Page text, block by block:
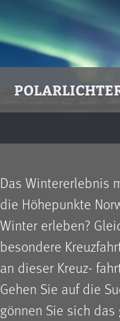
Das Wintererlebnis
die Höhepunkte
Winter erleben?
besondere
an dieser Kreuz-
Gehen Sie auf die
gönnen Sie sich